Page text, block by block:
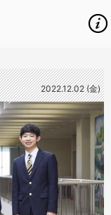
2022.12.02 (金)